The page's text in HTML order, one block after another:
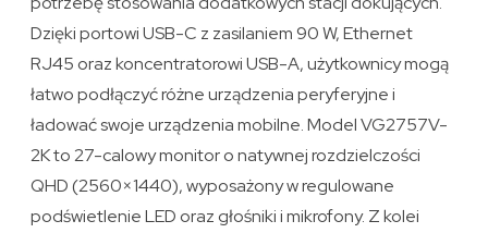
Dzięki portowi USB-C z zasilaniem 90 W, Ethernet
RJ45 oraz koncentratorowi USB-A, użytkownicy mogą
łatwo podłączyć różne urządzenia peryferyjne i
ładować swoje urządzenia mobilne. Model VG2757V-
2K to 27-calowy monitor o natywnej rozdzielczości
QHD (2560×1440), wyposażony w regulowane
podświetlenie LED oraz głośniki i mikrofony. Z kolei